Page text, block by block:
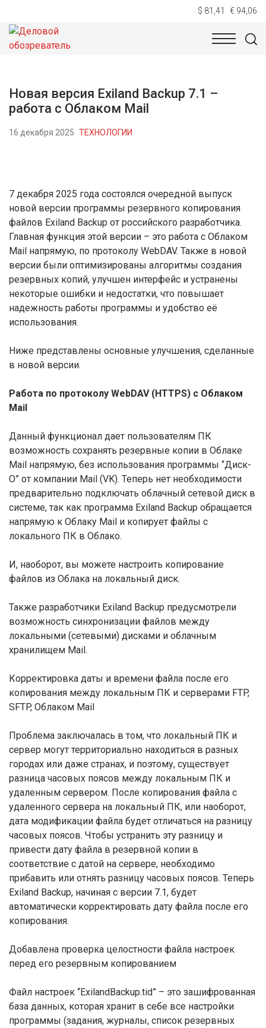
$ 81,41 € 94,06
НОВОСТИ
Новая версия Exiland Backup 7.1 –
работа с Облаком Mail
16 декабря 2025 ТЕХНОЛОГИИ
7 декабря 2025 года состоялся очередной выпуск
новой версии программы резервного копирования
файлов Exiland Backup от российского разработчика.
Главная функция этой версии – это работа с Облаком
Mail напрямую, по протоколу WebDAV. Также в новой
версии были оптимизированы алгоритмы создания
резервных копий, улучшен интерфейс и устранены
некоторые ошибки и недостатки, что повышает
надежность работы программы и удобство её
использования.
Ниже представлены основные улучшения, сделанные
в новой версии.
Работа по протоколу WebDAV (HTTPS) c Облаком
Mail
Данный функционал дает пользователям ПК
возможность сохранять резервные копии в Облаке
Mail напрямую, без использования программы “Диск-
О” от компании Mail (VK). Теперь нет необходимости
предварительно подключать облачный сетевой диск в
системе, так как программа Exiland Backup обращается
напрямую к Облаку Mail и копирует файлы с
локального ПК в Облако.
И, наоборот, вы можете настроить копирование
файлов из Облака на локальный диск.
Также разработчики Exiland Backup предусмотрели
возможность синхронизации файлов между
локальными (сетевыми) дисками и облачным
хранилищем Mail.
Корректировка даты и времени файла после его
копирования между локальным ПК и серверами FTP,
SFTP, Облаком Mail
Проблема заключалась в том, что локальный ПК и
сервер могут территориально находиться в разных
городах или даже странах, и поэтому, существует
разница часовых поясов между локальным ПК и
удаленным сервером. После копирования файла с
удаленного сервера на локальный ПК, или наоборот,
дата модификации файла будет отличаться на разницу
часовых поясов. Чтобы устранить эту разницу и
привести дату файла в резервной копии в
соответствие с датой на сервере, необходимо
прибавить или отнять разницу часовых поясов. Теперь
Exiland Backup, начиная с версии 7.1, будет
автоматически корректировать дату файла после его
копирования.
Добавлена проверка целостности файла настроек
перед его резервным копированием
Файл настроек “ExilandBackup.tid” – это зашифрованная
база данных, которая хранит в себе все настройки
программы (задания, журналы, список резервных